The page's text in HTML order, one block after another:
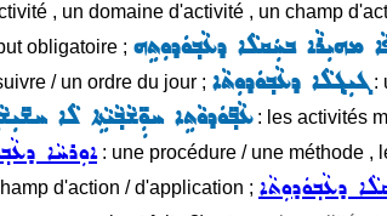
, un domaine d'activité , un champ
obligatoire ; ܡܗܝܼܪܵܐ ܒܚܲܩܠܵܐ ܕܥܵܒ݂ܘܿܕܘܼܬܹܗ
/ un ordre du jour ; ܓܝܼܓ݂ܠܵܐ ܕܥܵܒ݂ܘܿܕܘܼܬܵܐ:
ܥܵܒ݂̈ܘܿܕܘܵܬܹܐ ܚܘܼܼ̈ܫܵܒ݂ܵܝܵܬܹܐ ܠܵܐ: les activités
ܐܘܼܪܚܵܐ: une procédure / une méthode ,
d'action / d'application ; ܕܥܵܒ݂ܘܿܕܘܼܬܵܐ